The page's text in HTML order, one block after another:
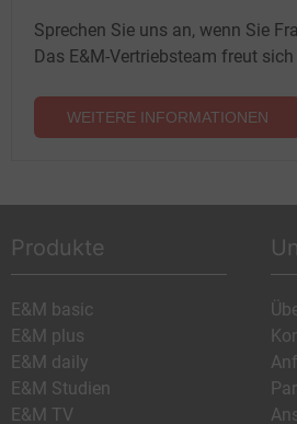
Sprechen Sie uns an, wenn Sie
Das E&M-Vertriebsteam freut
WEITERE INFORMATIONEN
Produkte
E&M basic
E&M plus
E&M daily
E&M Studien
E&M TV